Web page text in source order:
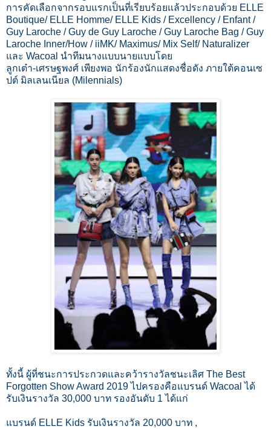
การคัดเลือกจากรอบแรกเป็นที่เรียบร้อยแล้วประกอบด้วย ELLE
Boutique/ ELLE Homme/ ELLE Kids / Excellency / Enfant /
Guy Laroche / Guy de Guy Laroche / Guy Laroche Bag / Guy
Laroche Inner/How / iiMK/ Maximus/ Mix Self/ Naturalizer
และ Wacoal นำทีมนางแบบนายแบบโดย
ลูกเต๋า-เศรษฐพงศ์ เพียงพอ นักร้องนักแสดงชื่อดัง ภายใต้คอนเซ
ปต์ มิลเลนเนียล (Milennials)
ทั้งนี้ ผู้ที่ชนะการประกวดและคว้ารางวัลชนะเลิศ The Best
Forgotten Show Award 2019 ไปครองคือแบรนด์ Wacoal ได้
รับเงินรางวัล 30,000 บาท รองอันดับ 1 ได้แก่
แบรนด์ ELLE Kids รับเงินรางวัล 20,000 บาท ,